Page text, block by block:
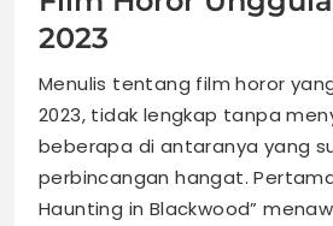
2023
Menulis tentang film horor
2023, tidak lengkap tanpa
beberapa di antaranya yang
perbincangan hangat.
Haunting in Blackwood”